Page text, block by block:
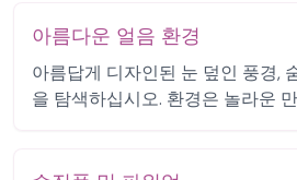
아름다운 얼음 환경
아름답게 디자인된 눈 덮인 풍경,
을 탐색하십시오. 환경은 놀라운